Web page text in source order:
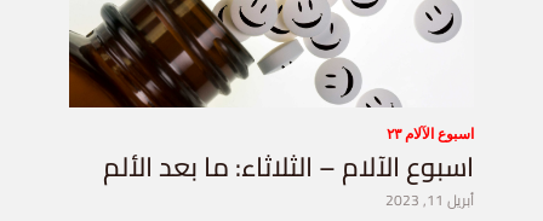
اسبوع الآلام ٢٣
اسبوع الآلام – الثلاثاء: ما بعد الألم
أبريل 11, 2023